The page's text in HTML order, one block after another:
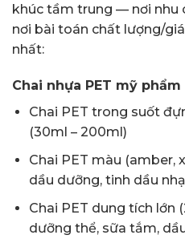
khúc tầm trung — nơi nhu
nơi bài toán chất lượng/
nhất:
Chai nhựa PET mỹ phẩm
Chai PET trong suốt
(30ml – 200ml)
Chai PET màu (amber,
dầu dưỡng, tinh dầu
Chai PET dung tích lớn
dưỡng thể, sữa tắm,